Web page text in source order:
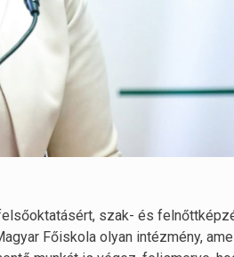
szak- és
Főiskola olyan intézmény,